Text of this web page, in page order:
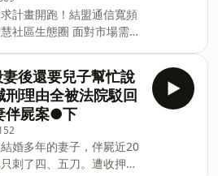
主持人結
起聊天👉🏻
GZts55RPuF 📢 加入
天 https://bit.ly/3pYILCc
★ 案
發ig追起來 https://bit.ly/2GCrgE6 ★
計畫開跑！結盟通信寬頻
態圈 面對市場需求
盼攜手跨產業夥伴，從既有
新商機。這次與二類電信
信合作，就是其中一項成
社區寬頻服務出發，進一
生活」與中保智慧樓管，
提供上網，也成為智慧社
，對社區用戶來說，也能
妻後還要兒子幫忙說
刑理由全被法院駁回
伴屍案●下
婚多年的妻子，伴屍近20
刺了四、五刀。遭收押